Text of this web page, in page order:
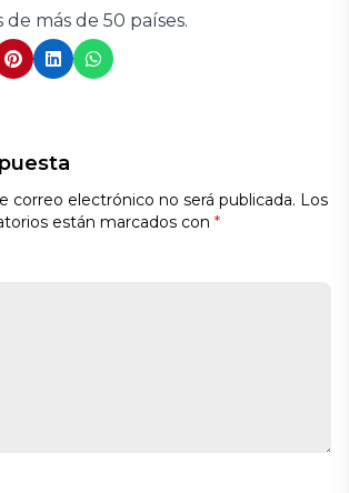
más de 50 países.
correo electrónico no será publicada. Los
están marcados con *